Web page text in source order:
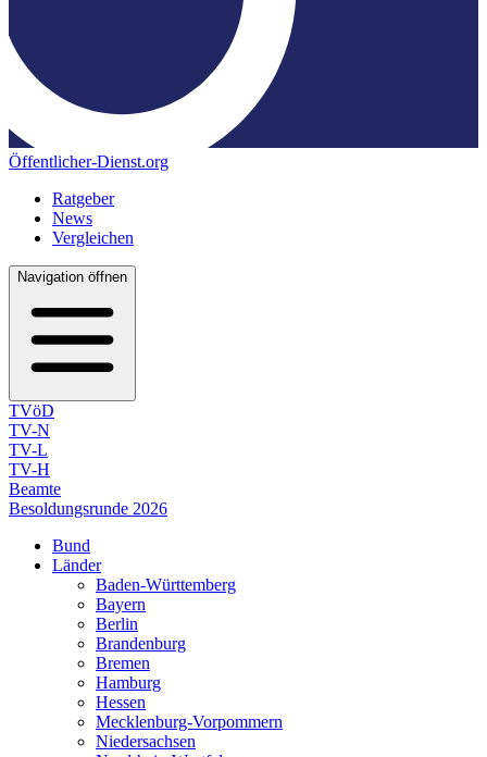
Öffentlicher-Dienst.org
Ratgeber
News
Vergleichen
Navigation öffnen
TVöD
TV-N
TV-L
TV-H
Beamte
Besoldungsrunde 2026
Bund
Länder
Baden-Württemberg
Bayern
Berlin
Brandenburg
Bremen
Hamburg
Hessen
Mecklenburg-Vorpommern
Niedersachsen